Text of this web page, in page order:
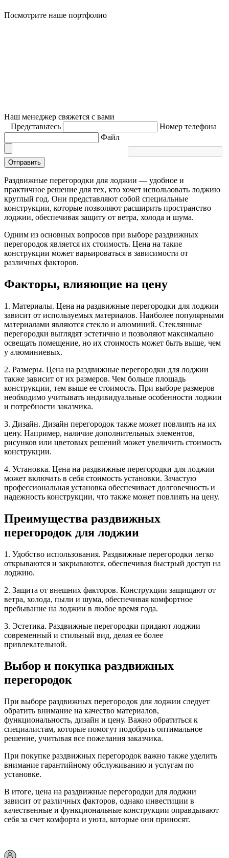
Посмотрите наше портфолио
Наш менеджер свяжется с вами
Представьтесь
Номер телефона
Файл
Отправить
Раздвижные перегородки для лоджии — удобное и
практичное решение для тех, кто хочет использовать лоджию
круглый год. Они представляют собой специальные
конструкции, которые позволяют расширить пространство
лоджии, обеспечивая защиту от ветра, холода и шума.
Одним из основных вопросов при выборе раздвижных
перегородок является их стоимость. Цена на такие
конструкции может варьироваться в зависимости от
различных факторов.
Факторы, влияющие на цену
1. Материалы. Цена на раздвижные перегородки для лоджии
зависит от используемых материалов. Наиболее популярными
материалами являются стекло и алюминий. Стеклянные
перегородки выглядят эстетично и позволяют максимально
освещать помещение, но их стоимость может быть выше, чем
у алюминиевых.
2. Размеры. Цена на раздвижные перегородки для лоджии
также зависит от их размеров. Чем больше площадь
конструкции, тем выше ее стоимость. При выборе размеров
необходимо учитывать индивидуальные особенности лоджии
и потребности заказчика.
3. Дизайн. Дизайн перегородок также может повлиять на их
цену. Например, наличие дополнительных элементов,
рисунков или цветовых решений может увеличить стоимость
конструкции.
4. Установка. Цена на раздвижные перегородки для лоджии
может включать в себя стоимость установки. Зачастую
профессиональная установка обеспечивает долговечность и
надежность конструкции, что также может повлиять на цену.
Преимущества раздвижных
перегородок для лоджии
1. Удобство использования. Раздвижные перегородки легко
открываются и закрываются, обеспечивая быстрый доступ на
лоджию.
2. Защита от внешних факторов. Конструкции защищают от
ветра, холода, пыли и шума, обеспечивая комфортное
пребывание на лоджии в любое время года.
3. Эстетика. Раздвижные перегородки придают лоджии
современный и стильный вид, делая ее более
привлекательной.
Выбор и покупка раздвижных
перегородок
При выборе раздвижных перегородок для лоджии следует
обратить внимание на качество материалов,
функциональность, дизайн и цену. Важно обратиться к
специалистам, которые помогут подобрать оптимальное
решение, учитывая все пожелания заказчика.
При покупке раздвижных перегородок важно также уделить
внимание гарантийному обслуживанию и услугам по
установке.
В итоге, цена на раздвижные перегородки для лоджии
зависит от различных факторов, однако инвестиции в
качественные и функциональные конструкции оправдывают
себя за счет комфорта и уюта, которые они приносят.